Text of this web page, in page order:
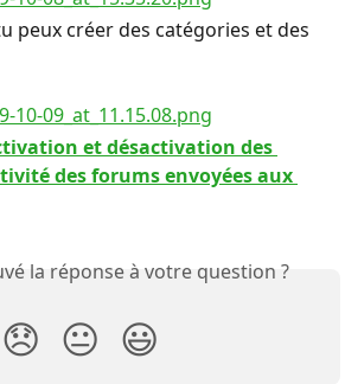
peux créer des catégories et des
et désactivation des
des forums envoyées aux
la réponse à votre question ?
😞 😐 😃